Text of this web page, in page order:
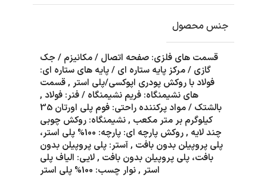
جنس محصول
قسمت های فلزی: صفحه اتصال / مکانیزم / جک
گازی / مرکز پایه ستاره ای / پایه های ستاره ای:
فولاد با روکش پودری اپوکسی/پلی استر ,قسمت
های نشیمنگاه: فریم نشیمنگاه / فنر: فولاد ,
بالشتک / مواد پرکننده راحتی: فوم پلی اورتان 35
کیلوگرم بر متر مکعب ,نشیمنگاه: روکش چوبی
چند لایه ,
روکش پارچه ای: پارچه: 100% پلی استر،
پلی پروپیلن بدون بافت ,آستر: پلی پروپیلن بدون
بافت، پلی پروپیلن بدون بافت ,لایی: الیاف پلی
استر ,نوار چسب: 100% پلی استر